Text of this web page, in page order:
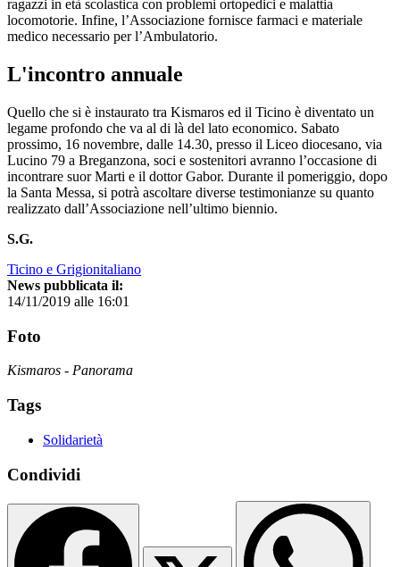
ragazzi in età scolastica con problemi ortopedici e malattia
locomotorie. Infine, l’Associazione fornisce farmaci e materiale
medico necessario per l’Ambulatorio.
L'incontro annuale
Quello che si è instaurato tra Kismaros ed il Ticino è diventato un
legame profondo che va al di là del lato economico. Sabato
prossimo, 16 novembre, dalle 14.30, presso il Liceo diocesano, via
Lucino 79 a Breganzona, soci e sostenitori avranno l’occasione di
incontrare suor Marti e il dottor Gabor. Durante il pomeriggio, dopo
la Santa Messa, si potrà ascoltare diverse testimonianze su quanto
realizzato dall’Associazione nell’ultimo biennio.
S.G.
Ticino e Grigionitaliano
News pubblicata il:
14/11/2019 alle 16:01
Foto
Kismaros - Panorama
Tags
Solidarietà
Condividi